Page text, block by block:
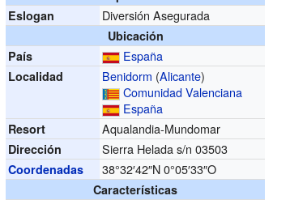
Eslogan
Diversión Asegurada
Ubicación
País
España
Localidad Benidorm (Alicante)
Comunidad Valenciana
España
Resort Aqualandia-Mundomar
Dirección Sierra Helada s/n 03503
Coordenadas 38°32′42″N 0°05′33″O
Características